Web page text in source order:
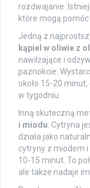
rozdwajanie.
które mogą pomóc
Jedną z
kąpiel w oliwie z
nawilżające i
paznokcie.
około 15-20
w tygodniu.
Inną skuteczną
i miodu . Cytryna
działa jako
cytryny z miodem i
10-15 minut. To
ale także nadaje im